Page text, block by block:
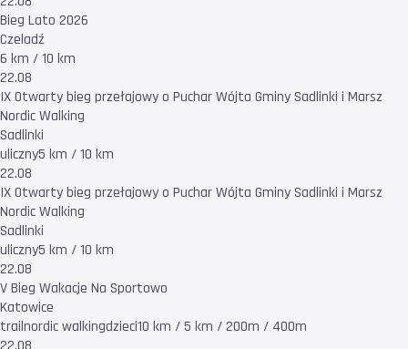
Bieg Lato 2026
Czeladź
6 km / 10 km
22.08
IX Otwarty bieg przełajowy o Puchar Wójta Gminy Sadlinki i Marsz
Nordic Walking
Sadlinki
uliczny5 km / 10 km
22.08
IX Otwarty bieg przełajowy o Puchar Wójta Gminy Sadlinki i Marsz
Nordic Walking
Sadlinki
uliczny5 km / 10 km
22.08
V Bieg Wakacje Na Sportowo
Katowice
trailnordic walkingdzieci10 km / 5 km / 200m / 400m